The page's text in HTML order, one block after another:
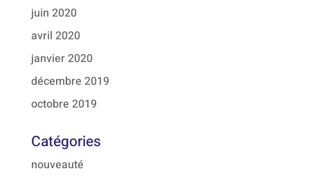
juin 2020
avril 2020
janvier 2020
décembre 2019
octobre 2019
Catégories
nouveauté